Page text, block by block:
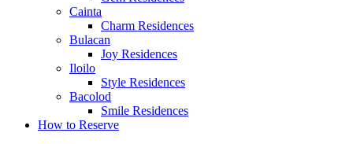
Cainta
Charm Residences
Bulacan
Joy Residences
Iloilo
Style Residences
Bacolod
Smile Residences
How to Reserve